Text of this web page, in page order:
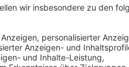
Anzeige